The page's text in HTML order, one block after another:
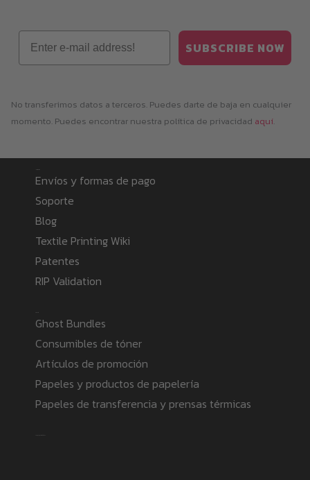
Email
SUBSCRIBE NOW
No transferimos datos a terceros. Puedes darte de baja en cualquier
momento. Puedes encontrar nuestra política de privacidad aquí.
Envíos y formas de pago
Soporte
Blog
Textile Printing Wiki
Patentes
RIP Validation
Ghost Bundles
Consumibles de tóner
Artículos de promoción
Papeles y productos de papelería
Papeles de transferencia y prensas térmicas